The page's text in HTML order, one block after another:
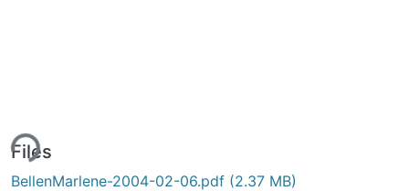
Files
BellenMarlene-2004-02-06.pdf (2.37 MB)